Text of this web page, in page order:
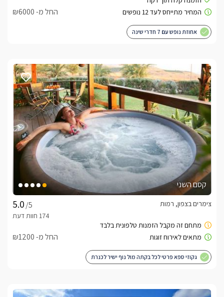
החל מ- ₪6000
אחוזת נופש עם 7 חדרי שינה
קסם השני
/5
צימרים בצפון, רמות
החל מ- ₪1200
גקוזי ספא פרטי לכל בקתה מול נוף ישיר לכנרת